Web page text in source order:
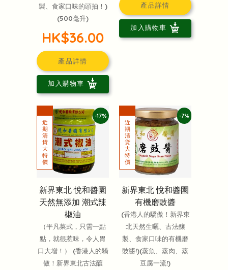
製、食家口味的頭抽！)
(500毫升)
HK$36.00
產品詳情
加入購物車
產品詳情
加入購物車
-17%
新界東北 悅和醬園
天然無添加 潮式辣
椒油
（平凡菜式，只需一點
點，就很惹味，令人胃
口大增！） (香港人的驕
傲！新界東北古法釀
-7%
新界東北 悅和醬園
有機磨豉醬
(香港人的驕傲！新界東
北天然生曬、古法釀
製、食家口味的有機磨
豉醬!)(蒸魚、蒸肉、蒸
豆腐一流!)